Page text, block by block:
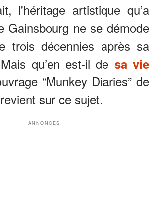
l'héritage artistique qu’a
Gainsbourg ne se démode
trois décennies après sa
qu’en est-il de sa vie
“Munkey Diaries” de
sur ce sujet.
ANNONCES